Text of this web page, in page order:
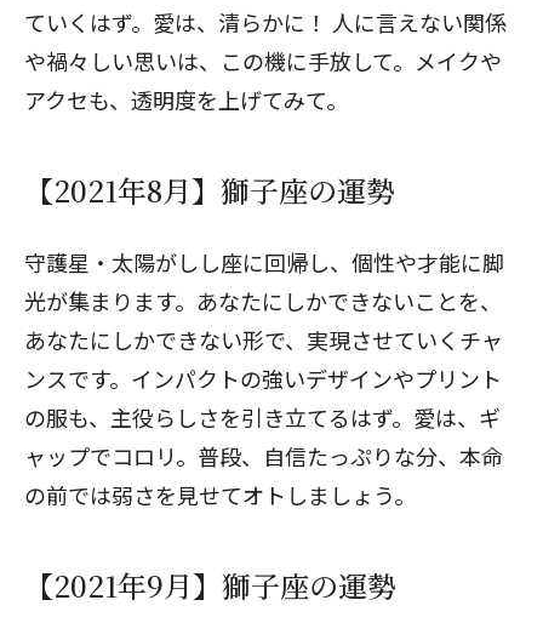
ていくはず。愛は、清らかに！ 人に言えない関係
や禍々しい思いは、この機に手放して。メイクや
アクセも、透明度を上げてみて。
【2021年8月】獅子座の運勢
守護星・太陽がしし座に回帰し、個性や才能に脚
光が集まります。あなたにしかできないことを、
あなたにしかできない形で、実現させていくチャ
ンスです。インパクトの強いデザインやプリント
の服も、主役らしさを引き立てるはず。愛は、ギ
ャップでコロリ。普段、自信たっぷりな分、本命
の前では弱さを見せてオトしましょう。
【2021年9月】獅子座の運勢